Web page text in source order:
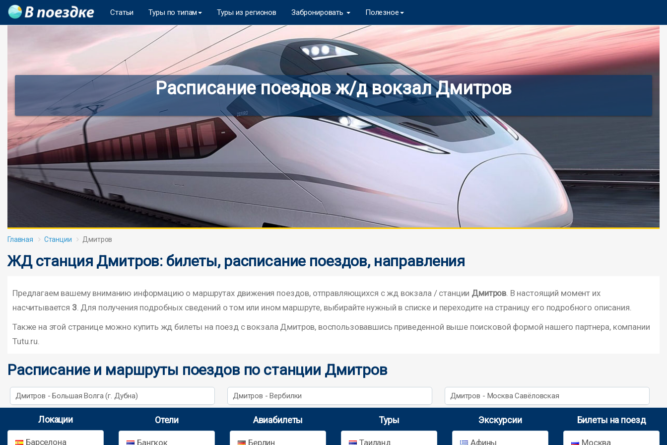
Статьи Туры по типам Туры из регионов Забронировать Полезное
Расписание поездов ж/д вокзал Дмитров
Главная Станции Дмитров
ЖД станция Дмитров: билеты, расписание поездов, направления
Предлагаем вашему вниманию информацию о маршрутах движения поездов, отправляющихся с жд вокзала / станции Дмитров. В настоящий момент их
насчитывается 3. Для получения подробных сведений о том или ином маршруте, выбирайте нужный в списке и переходите на страницу его подробного описания.
Также на этой странице можно купить жд билеты на поезд с вокзала Дмитров, воспользовавшись приведенной выше поисковой формой нашего партнера, компании
Tutu.ru.
Расписание и маршруты поездов по станции Дмитров
Дмитров - Большая Волга (г. Дубна) Дмитров - Вербилки Дмитров - Москва Савёловская
Локации
Барселона
Отели
Бангкок
Авиабилеты
Берлин
Туры
Таиланд
Экскурсии
Афины
Билеты на поезд
Москва